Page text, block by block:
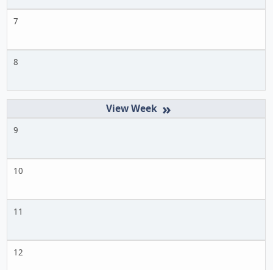
7
8
»
9
10
11
12